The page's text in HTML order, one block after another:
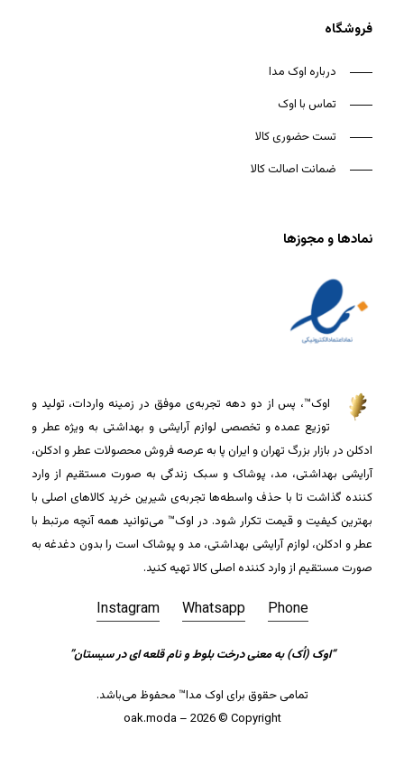
جمع جزء: 0تومان
مشاهده سبد خرید تسویه حساب
فروشگاه
درباره اوک مدا
تماس با اوک
تست حضوری کالا
ضمانت اصالت کالا
نمادها و مجوزها
اوک™، پس از دو دهه تجربه‌ی موفق در زمینه واردات، تولید و
توزیع عمده و تخصصی لوازم آرایشی و بهداشتی به ویژه عطر و
ادکلن در بازار بزرگ تهران و ایران پا به عرصه فروش محصولات عطر و ادکلن،
آرایشی بهداشتی، مد، پوشاک و سبک زندگی به صورت مستقیم از وارد
کننده گذاشت تا با حذف واسطه‌ها تجربه‌ی شیرین خرید کالاهای اصلی با
بهترین کیفیت و قیمت تکرار شود. در اوک™ می‌توانید همه آنچه مرتبط با
عطر و ادکلن، لوازم آرایشی بهداشتی، مد و پوشاک است را بدون دغدغه به
صورت مستقیم از وارد کننده اصلی کالا تهیه کنید.
Instagram Whatsapp Phone
“اوک (اُک) به معنی درخت بلوط و نام قلعه ای در سیستان”
تمامی حقوق برای اوک مدا™ محفوظ می‌باشد.
oak.moda – 2026 © Copyright